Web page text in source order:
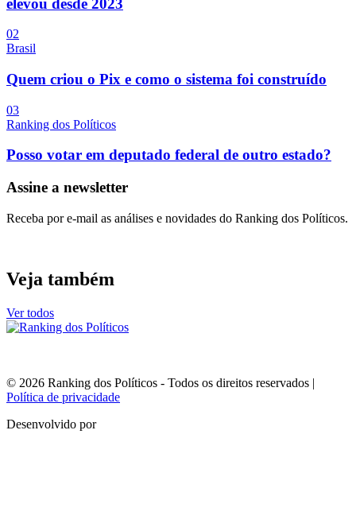
02
Brasil
Quem criou o Pix e como o sistema foi construído
03
Ranking dos Políticos
Posso votar em deputado federal de outro estado?
Assine a newsletter
Receba por e-mail as análises e novidades do Ranking dos Políticos.
Veja também
Ver todos
© 2026 Ranking dos Políticos - Todos os direitos reservados |
Política de privacidade
Desenvolvido por